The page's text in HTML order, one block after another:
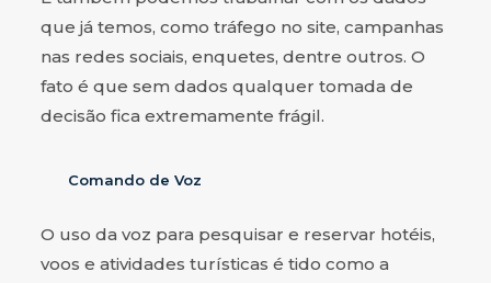
que já temos, como tráfego no site, campanhas
nas redes sociais, enquetes, dentre outros. O
fato é que sem dados qualquer tomada de
decisão fica extremamente frágil.
Comando de Voz
O uso da voz para pesquisar e reservar hotéis,
voos e atividades turísticas é tido como a